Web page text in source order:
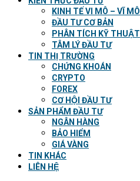
KINH TẾ VI MÔ – VĨ MÔ
ĐẦU TƯ CƠ BẢN
PHÂN TÍCH KỸ THUẬT
TÂM LÝ ĐẦU TƯ
TIN THỊ TRƯỜNG
CHỨNG KHOÁN
CRYPTO
FOREX
CƠ HỘI ĐẦU TƯ
SẢN PHẨM ĐẦU TƯ
NGÂN HÀNG
BẢO HIỂM
GIÁ VÀNG
TIN KHÁC
LIÊN HỆ